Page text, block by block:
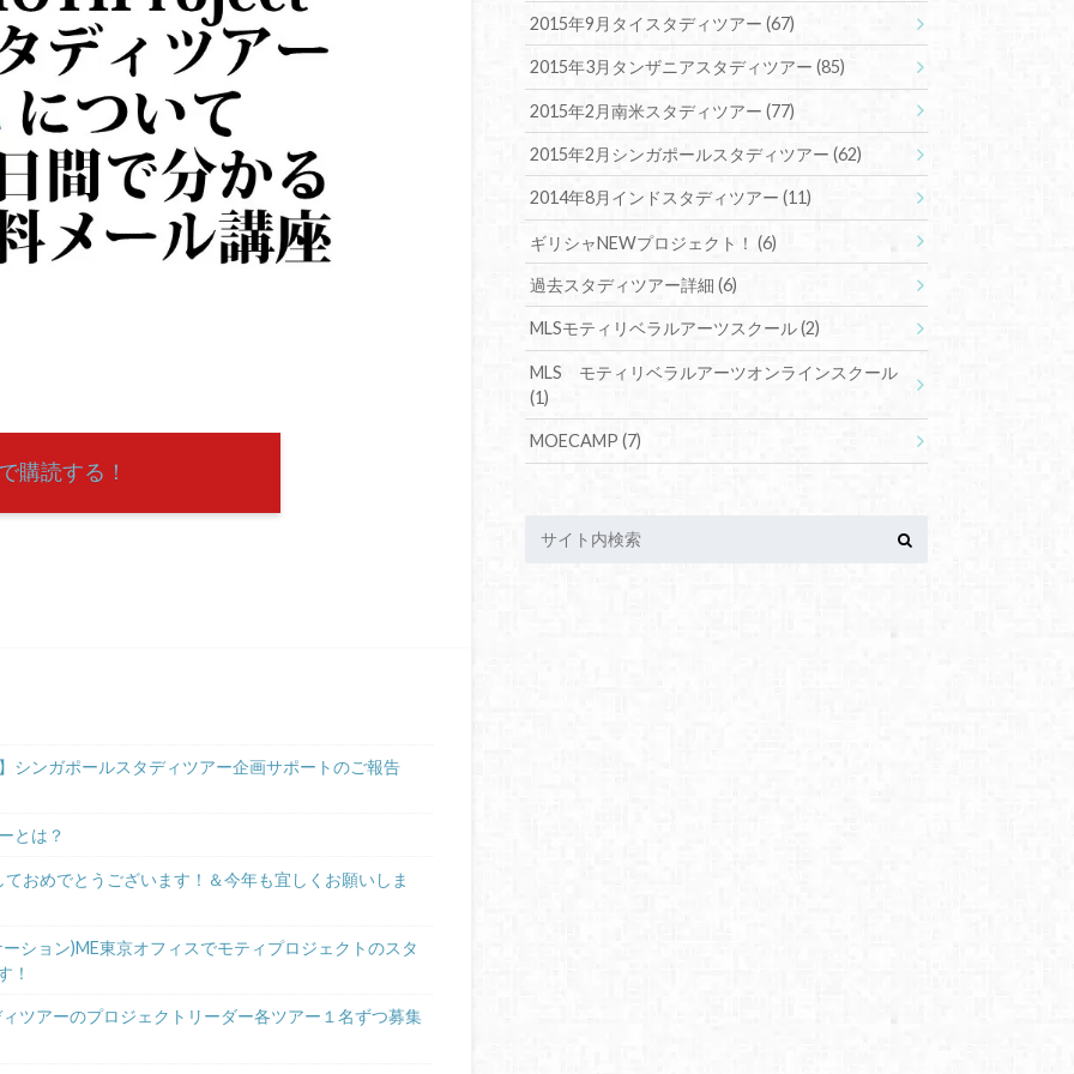
購読する！
ンガポールスタディツアー企画サポートのご報告
とは？
おめでとうございます！＆今年も宜しくお願いしま
ション)ME東京オフィスでモティプロジェクトのスタ
！
ツアーのプロジェクトリーダー各ツアー１名ずつ募集
2015年9月タイスタディツアー(67)
2015年3月タンザニアスタディツアー(85)
2015年2月南米スタディツアー(77)
2015年2月シンガポールスタディツアー(62)
2014年8月インドスタディツアー(11)
ギリシャNEWプロジェクト！(6)
過去スタディツアー詳細(6)
MLSモティリベラルアーツスクール(2)
MLS モティリベラルアーツオンラインスクール
(1)
MOECAMP(7)